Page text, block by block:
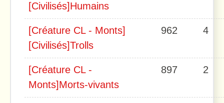
[Civilisés]Humains
[Créature CL - Monts]
[Civilisés]Trolls
962 4
[Créature CL -
Monts]Morts-vivants
897 2